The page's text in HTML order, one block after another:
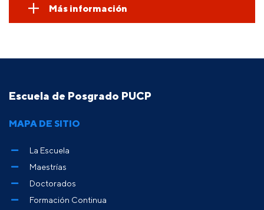
Más información
Escuela de Posgrado PUCP
MAPA DE SITIO
La Escuela
Maestrías
Doctorados
Formación Continua